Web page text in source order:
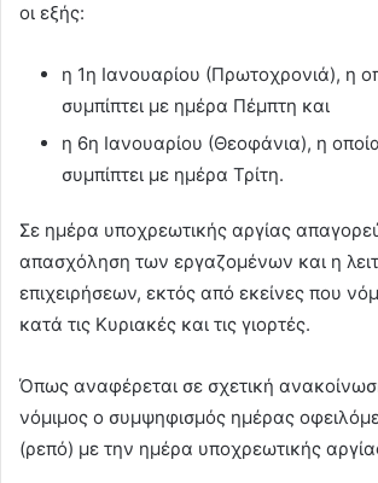
οι εξής:
η 1η Ιανουαρίου (Πρωτοχρονιά), η
συμπίπτει με ημέρα Πέμπτη και
η 6η Ιανουαρίου (Θεοφάνια), η
συμπίπτει με ημέρα Τρίτη.
Σε ημέρα υποχρεωτικής αργίας
απασχόληση των εργαζομένων και η
επιχειρήσεων, εκτός από εκείνες που
κατά τις Κυριακές και τις γιορτές.
Όπως αναφέρεται σε σχετική
νόμιμος ο συμψηφισμός ημέρας
(ρεπό) με την ημέρα υποχρεωτικής